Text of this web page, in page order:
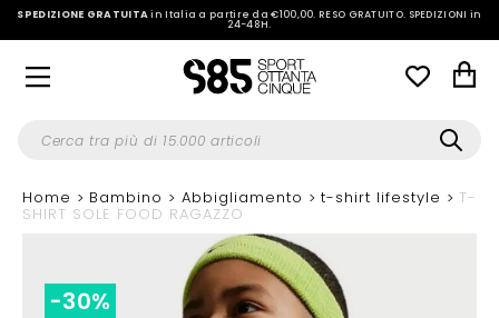
SPEDIZIONE GRATUITAin Italia a partire da €100,00.RESO GRATUITO. SPEDIZIONI in
24-48H.
Home Bambino Abbigliamento t-shirt lifestyle T-
SHIRT SOLE FOOD RAGAZZO
-30%